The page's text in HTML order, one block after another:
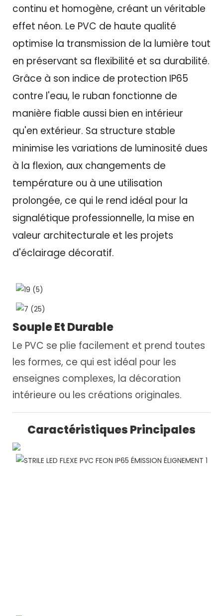
continu et homogène, créant un véritable
effet néon. Le PVC de haute qualité
optimise la transmission de la lumière tout
en préservant sa flexibilité et sa durabilité.
Grâce à son indice de protection IP65
contre l'eau, le ruban fonctionne de
manière fiable aussi bien en intérieur
qu'en extérieur. Sa structure stable
minimise les variations de luminosité dues
à la flexion, aux changements de
température ou à une utilisation
prolongée, ce qui le rend idéal pour la
signalétique professionnelle, la mise en
valeur architecturale et les projets
d'éclairage décoratif.
Souple Et Durable
Le PVC se plie facilement et prend toutes
les formes, ce qui est idéal pour les
enseignes complexes, la décoration
intérieure ou les créations originales.
Caractéristiques Principales